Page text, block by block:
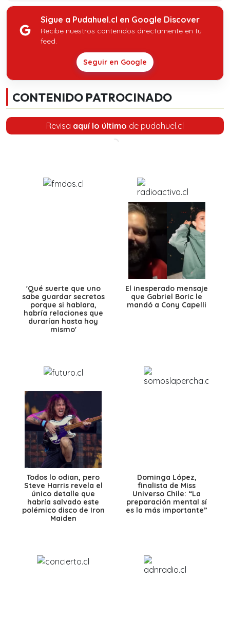
Sigue a Pudahuel.cl en Google Discover
Recibe nuestros contenidos directamente en tu
feed.
Seguir en Google
CONTENIDO PATROCINADO
Revisa aquí lo último de pudahuel.cl
'Qué suerte que uno
sabe guardar secretos
porque si hablara,
habría relaciones que
durarían hasta hoy
mismo'
El inesperado mensaje
que Gabriel Boric le
mandó a Cony Capelli
Todos lo odian, pero
Steve Harris revela el
único detalle que
habría salvado este
polémico disco de Iron
Maiden
Dominga López,
finalista de Miss
Universo Chile: “La
preparación mental sí
es la más importante”